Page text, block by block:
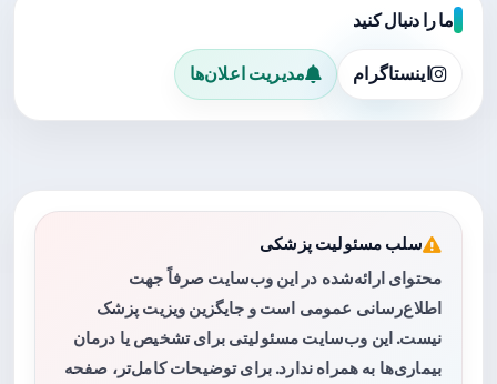
ما را دنبال کنید
اینستاگرام مدیریت اعلان‌ها
سلب مسئولیت پزشکی
محتوای ارائه‌شده در این وب‌سایت صرفاً جهت
اطلاع‌رسانی عمومی است و جایگزین ویزیت پزشک
نیست. این وب‌سایت مسئولیتی برای تشخیص یا درمان
بیماری‌ها به همراه ندارد. برای توضیحات کامل‌تر، صفحه